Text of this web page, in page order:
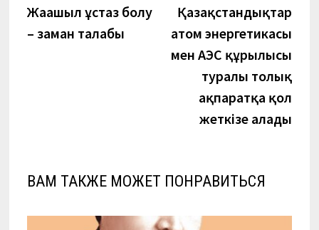
по
запись:
Жаңашыл ұстаз болу
– заман талабы
Қазақстандықтар
атом энергетикасы
мен АЭС құрылысы
туралы толық
ақпаратқа қол
жеткізе алады
ВАМ ТАКЖЕ МОЖЕТ ПОНРАВИТЬСЯ